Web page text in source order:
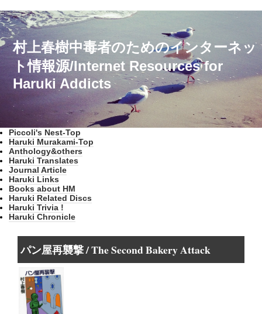
村上春樹中毒者のためのインターネッ
ト情報源/Internet Resources for
Haruki Addicts
Piccoli's Nest-Top
Haruki Murakami-Top
Anthology&others
Haruki Translates
Journal Article
Haruki Links
Books about HM
Haruki Related Discs
Haruki Trivia !
Haruki Chronicle
パン屋再襲撃 / The Second Bakery Attack